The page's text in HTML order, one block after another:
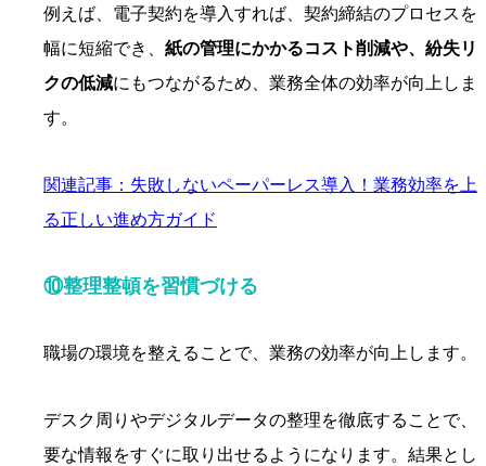
例えば、電子契約を導入すれば、契約締結のプロセスを
幅に短縮でき、 紙の管理にかかるコスト削減や、紛失リ
クの低減にもつながるため、業務全体の効率が向上しま
す。
関連記事：失敗しないペーパーレス導入！業務効率を上
る正しい進め方ガイド
⑩整理整頓を習慣づける
職場の環境を整えることで、業務の効率が向上します。
デスク周りやデジタルデータの整理を徹底することで、
要な情報をすぐに取り出せるようになります。結果とし